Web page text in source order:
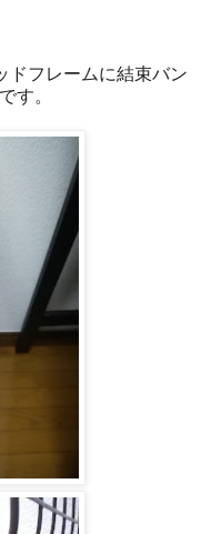
ドフレームに結束バン
す。